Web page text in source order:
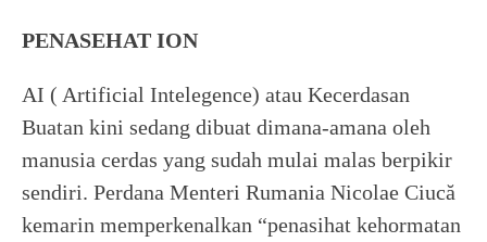
PENASEHAT ION
AI ( Artificial Intelegence) atau Kecerdasan
Buatan kini sedang dibuat dimana-amana oleh
manusia cerdas yang sudah mulai malas berpikir
sendiri. Perdana Menteri Rumania Nicolae Ciucă
kemarin memperkenalkan “penasihat kehormatan